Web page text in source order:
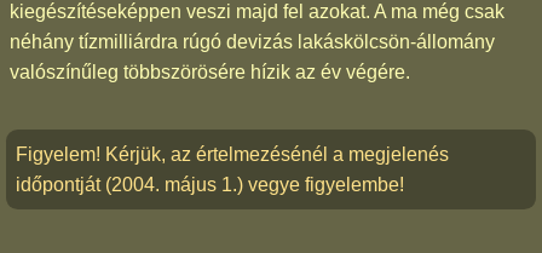
kiegészítéseképpen veszi majd fel azokat. A ma még csak
néhány tízmilliárdra rúgó devizás lakáskölcsön-állomány
valószínűleg többszörösére hízik az év végére.
Figyelem! Kérjük, az értelmezésénél a megjelenés
időpontját (2004. május 1.) vegye figyelembe!